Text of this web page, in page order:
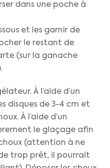
dans une poche à
et les garnir de
le restant de
(sur la ganache
À l’aide d’un
disques de 3-4 cm et
À l’aide d’un
le glaçage afin
(attention à ne
trop prêt, il pourrait